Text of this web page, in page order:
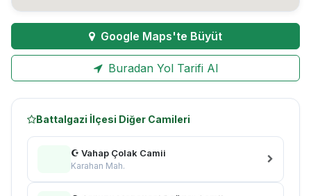
Google Maps'te Büyüt
Buradan Yol Tarifi Al
Battalgazi İlçesi Diğer Camileri
☪ Vahap Çolak Camii
Karahan Mah.